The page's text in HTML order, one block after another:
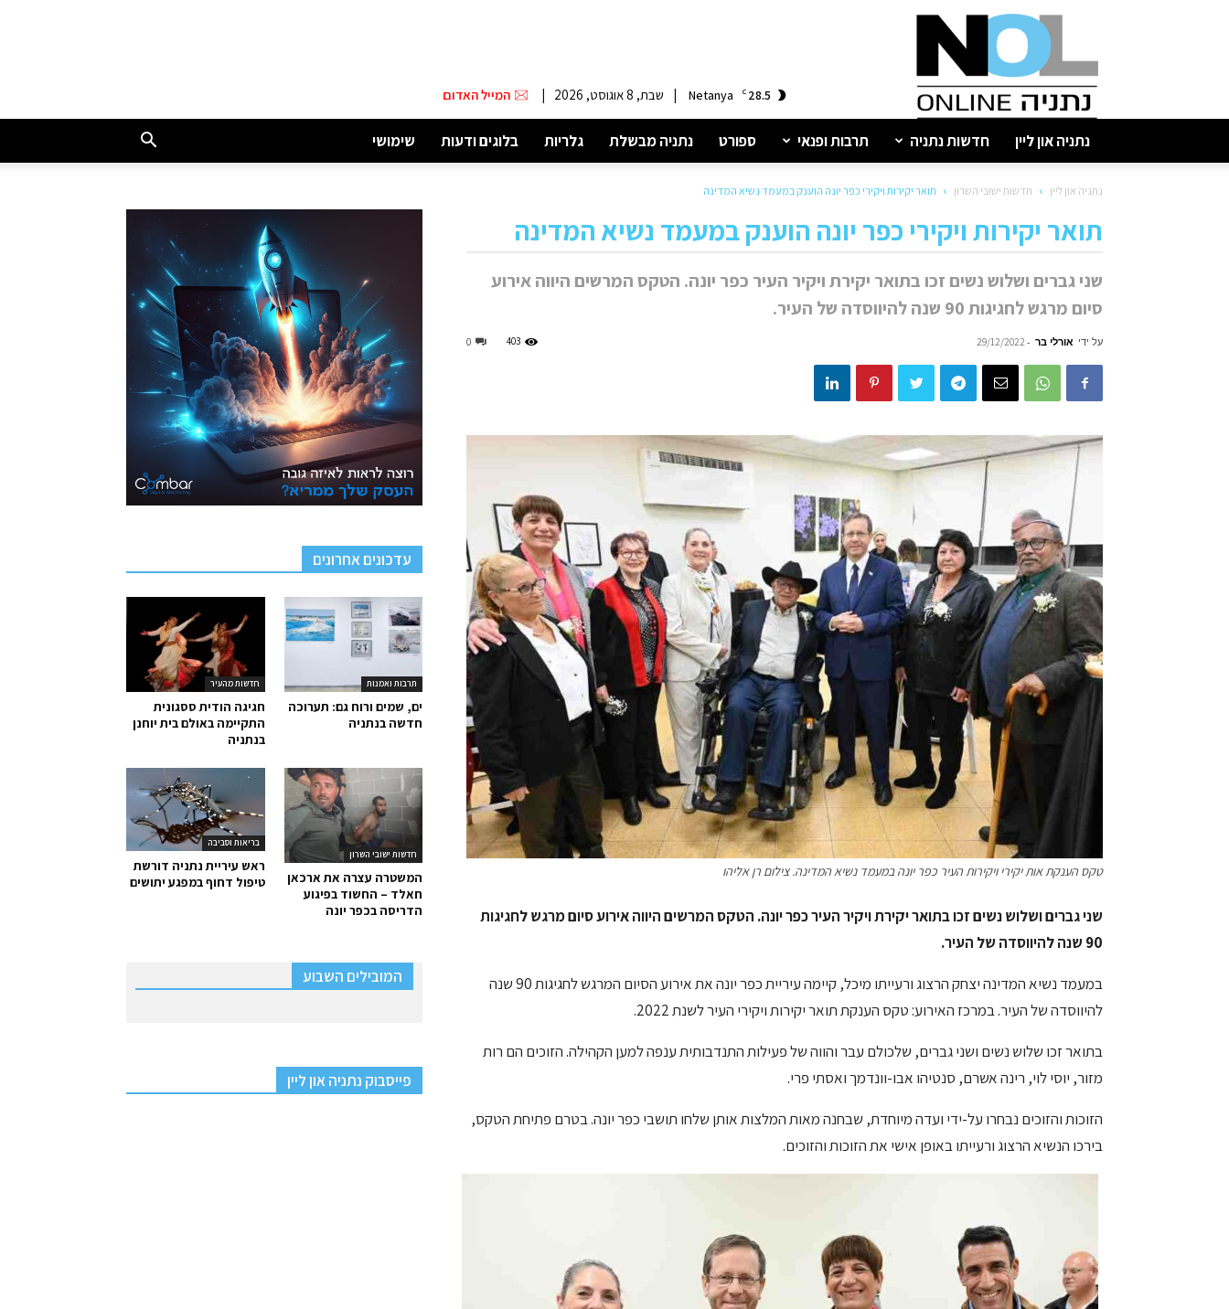
נתניה
28.5
C
Netanya
| שבת, 8 אוגוסט, 2026 | המייל האדום
נתניה און ליין חדשות נתניה תרבות ופנאי ספורט נתניה מבשלת גלריות בלוגים ודעות שימושי
נתניה און ליין חדשות ישובי השרון תואר יקירות ויקירי כפר יונה הוענק במעמד נשיא המדינה
תואר יקירות ויקירי כפר יונה הוענק במעמד נשיא המדינה
שני גברים ושלוש נשים זכו בתואר יקירת ויקיר העיר כפר יונה. הטקס המרשים היווה אירוע
סיום מרגש לחגיגות 90 שנה להיווסדה של העיר.
על ידי אורלי בר -
29/12/2022
0 403
טקס הענקת אות יקירי ויקירות העיר כפר יונה במעמד נשיא המדינה. צילום רן אליהו
שני גברים ושלוש נשים זכו בתואר יקירת ויקיר העיר כפר יונה. הטקס המרשים היווה אירוע סיום מרגש לחגיגות
90 שנה להיווסדה של העיר.
במעמד נשיא המדינה יצחק הרצוג ורעייתו מיכל, קיימה עיריית כפר יונה את אירוע הסיום המרגש לחגיגות 90 שנה
להיווסדה של העיר. במרכז האירוע: טקס הענקת תואר יקירות ויקירי העיר לשנת 2022.
בתואר זכו שלוש נשים ושני גברים, שלכולם עבר והווה של פעילות התנדבותית ענפה למען הקהילה. הזוכים הם רות
מזור, יוסי לוי, רינה אשרם, סנטיהו אבו-וונדמך ואסתי פרי.
הזוכות והזוכים נבחרו על-ידי ועדה מיוחדת, שבחנה מאות המלצות אותן שלחו תושבי כפר יונה. בטרם פתיחת הטקס,
בירכו הנשיא הרצוג ורעייתו באופן אישי את הזוכות והזוכים.
עדכונים אחרונים
חדשות מהעיר
חגיגה הודית ססגונית
התקיימה באולם בית יוחנן
בנתניה
תרבות ואמנות
ים, שמים ורוח גם: תערוכה
חדשה בנתניה
בריאות וסביבה
ראש עיריית נתניה דורשת
טיפול דחוף במפגע יתושים
חדשות ישובי השרון
המשטרה עצרה את ארכאן
חאלד – החשוד בפיגוע
הדריסה בכפר יונה
המובילים השבוע
פייסבוק נתניה און ליין